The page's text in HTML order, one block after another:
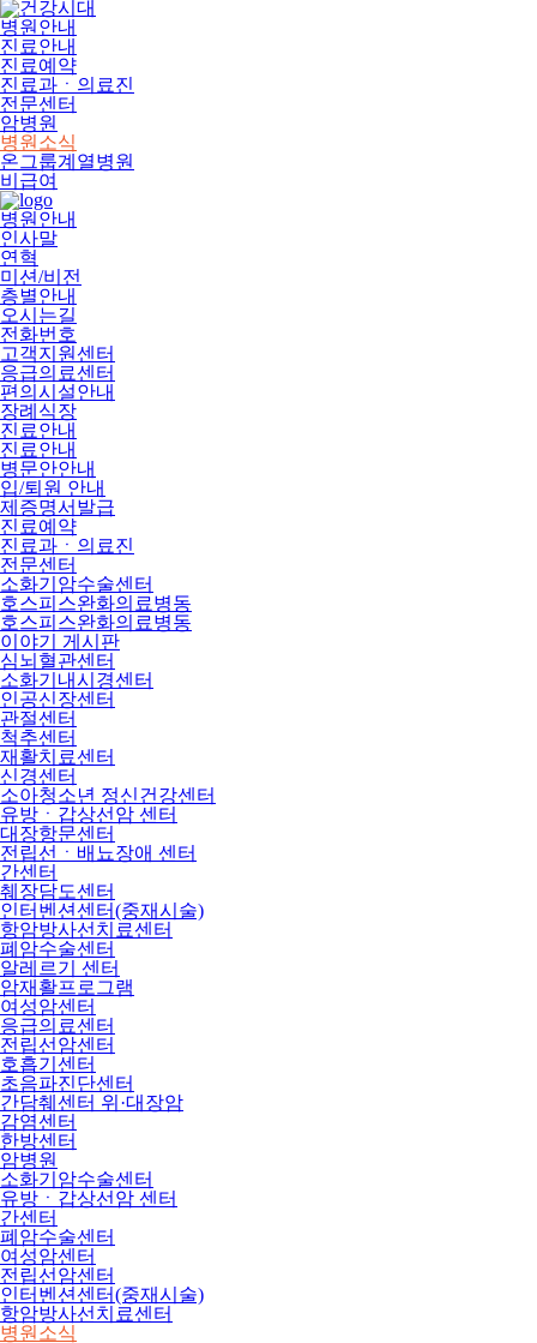
병원안내
진료안내
진료예약
진료과ㆍ의료진
전문센터
암병원
병원소식
온그룹계열병원
비급여
병원안내
인사말
연혁
미션/비전
층별안내
오시는길
전화번호
고객지원센터
응급의료센터
편의시설안내
장례식장
진료안내
진료안내
병문안안내
입/퇴원 안내
제증명서발급
진료예약
진료과ㆍ의료진
전문센터
소화기암수술센터
호스피스완화의료병동
호스피스완화의료병동
이야기 게시판
심뇌혈관센터
소화기내시경센터
인공신장센터
관절센터
척추센터
재활치료센터
신경센터
소아청소년 정신건강센터
유방ㆍ갑상선암 센터
대장항문센터
전립선ㆍ배뇨장애 센터
간센터
췌장담도센터
인터벤션센터(중재시술)
항암방사선치료센터
폐암수술센터
알레르기 센터
암재활프로그램
여성암센터
응급의료센터
전립선암센터
호흡기센터
초음파진단센터
간담췌센터 위·대장암
감염센터
한방센터
암병원
소화기암수술센터
유방ㆍ갑상선암 센터
간센터
폐암수술센터
여성암센터
전립선암센터
인터벤션센터(중재시술)
항암방사선치료센터
병원소식